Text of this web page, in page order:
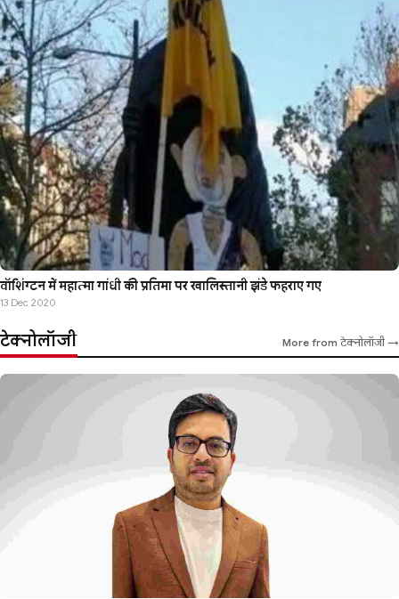
वॉशिंग्टन में महात्मा गांधी की प्रतिमा पर खालिस्तानी झंडे फहराए गए
13 Dec 2020
टेक्नोलॉजी More from टेक्नोलॉजी →